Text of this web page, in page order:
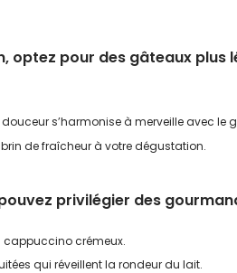
optez pour des gâteaux plus
s’harmonise à merveille avec le
de fraîcheur à votre dégustation.
privilégier des
cappuccino crémeux.
qui réveillent la rondeur du lait.